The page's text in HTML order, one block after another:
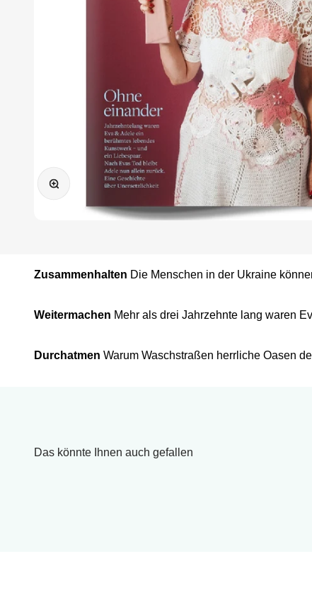
Bild vergrößern
Zusammenhalten Die Menschen in der Ukraine
Weitermachen Mehr als drei Jahrzehnte lang waren
Durchatmen Warum Waschstraßen herrliche Oasen
Das könnte Ihnen auch gefallen